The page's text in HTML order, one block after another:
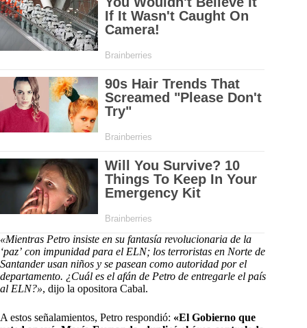
«Mientras Petro insiste en su fantasía revolucionaria de la
‘paz’ con impunidad para el ELN; los terroristas en Norte de
Santander usan niños y se pasean como autoridad por el
departamento. ¿Cuál es el afán de Petro de entregarle el país
al ELN?», dijo la opositora Cabal.
A estos señalamientos, Petro respondió: «El Gobierno que